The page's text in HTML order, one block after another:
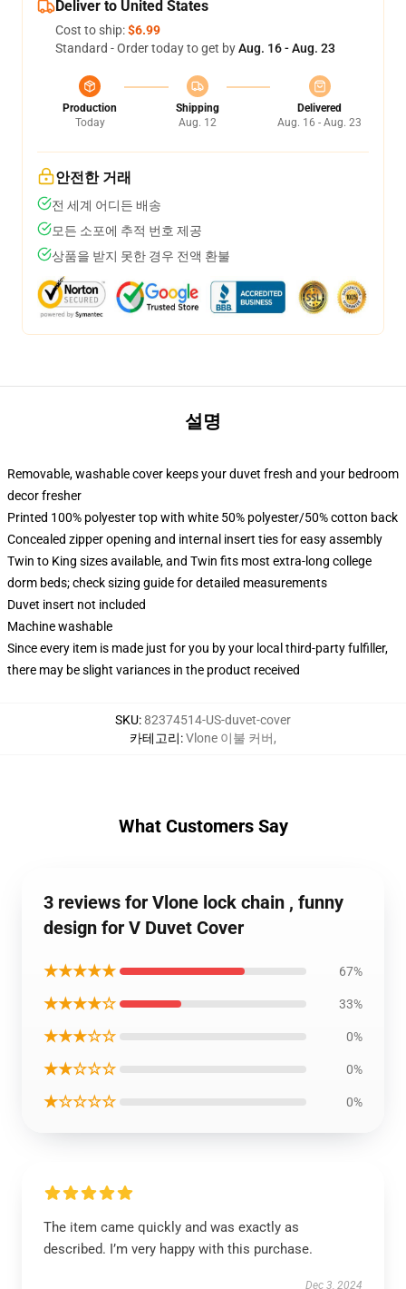
Deliver to United States
Cost to ship:$6.99
Standard - Order today to get byAug. 16 - Aug. 23
Production
Today
Shipping
Aug. 12
Delivered
Aug. 16 - Aug. 23
안전한 거래
전 세계 어디든 배송
모든 소포에 추적 번호 제공
상품을 받지 못한 경우 전액 환불
설명
Removable, washable cover keeps your duvet fresh and your bedroom
decor fresher
Printed 100% polyester top with white 50% polyester/50% cotton back
Concealed zipper opening and internal insert ties for easy assembly
Twin to King sizes available, and Twin fits most extra-long college
dorm beds; check sizing guide for detailed measurements
Duvet insert not included
Machine washable
Since every item is made just for you by your local third-party fulfiller,
there may be slight variances in the product received
SKU:82374514-US-duvet-cover
카테고리:Vlone 이불 커버,
What Customers Say
3 reviews for Vlone lock chain , funny
design for V Duvet Cover
★★★★★ 67%
★★★★☆ 33%
★★★☆☆ 0%
★★☆☆☆ 0%
★☆☆☆☆ 0%
The item came quickly and was exactly as
described. I’m very happy with this purchase.
Dec 3, 2024